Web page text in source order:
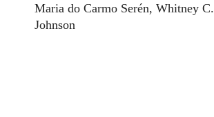
Maria do Carmo Serén, Whitney C.
Johnson